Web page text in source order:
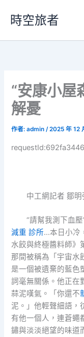
要
時空旅者
“安康小屋
解憂
作者:admin/2025 年 12
中工網記者 鄒明
“請幫我測下血壓
減重 診所…本日小冷
水餃與終極醬料師》
那間被稱為「宇宙水
是一個被遺棄的藍色
詞毫無關係。他正在
蒜泥嘆氣。「你還不
泥。」他輕聲細語，
有他一個人，連蒼蠅
鏽與淡淡絕望的味道